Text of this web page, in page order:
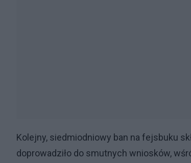
Kolejny, siedmiodniowy ban na fejsbuku
doprowadziło do smutnych wniosków,